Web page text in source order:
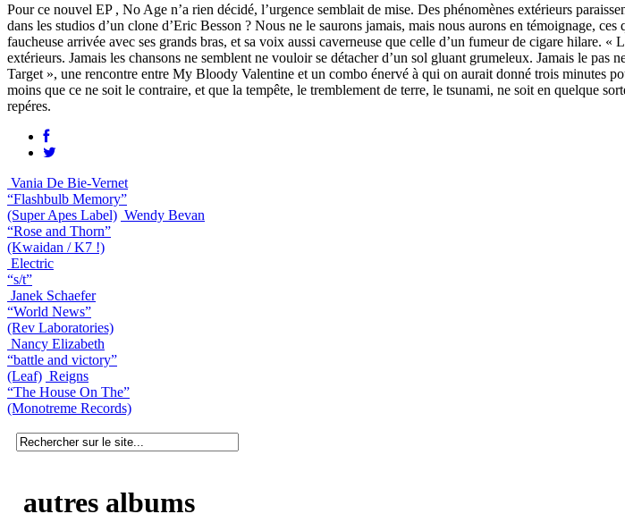
Pour ce nouvel EP , No Age n’a rien décidé, l’urgence semblait de mise. Des phénomènes extérieurs
dans les studios d’un clone d’Eric Besson ? Nous ne le saurons jamais, mais nous aurons en témoignage,
faucheuse arrivée avec ses grands bras, et sa voix aussi caverneuse que celle d’un fumeur de cigare
extérieurs. Jamais les chansons ne semblent ne vouloir se détacher d’un sol gluant grumeleux. Jamais le
Target », une rencontre entre My Bloody Valentine et un combo énervé à qui on aurait donné trois minutes
moins que ce ne soit le contraire, et que la tempête, le tremblement de terre, le tsunami, ne soit en quelque
repéres.
Vania De Bie-Vernet
“Flashbulb Memory”
(Super Apes Label) Wendy Bevan
“Rose and Thorn”
(Kwaidan / K7 !)
Electric
“s/t”
Janek Schaefer
“World News”
(Rev Laboratories)
Nancy Elizabeth
“battle and victory”
(Leaf) Reigns
“The House On The”
(Monotreme Records)
autres albums